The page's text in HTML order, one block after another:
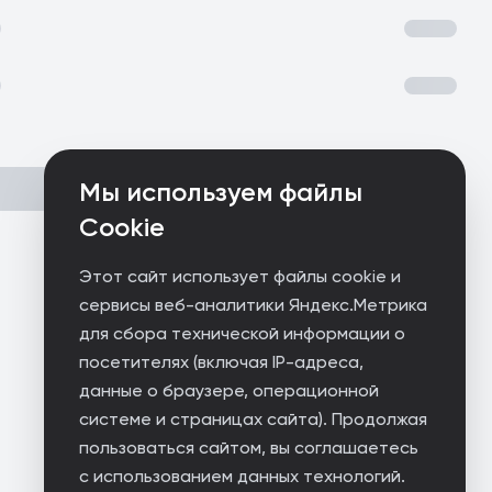
Мы используем файлы
Cookie
Этот сайт использует файлы cookie и
сервисы веб-аналитики Яндекс.Метрика
для сбора технической информации о
посетителях (включая IP-адреса,
данные о браузере, операционной
системе и страницах сайта). Продолжая
пользоваться сайтом, вы соглашаетесь
с использованием данных технологий.